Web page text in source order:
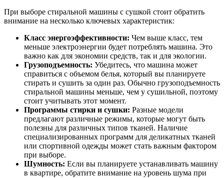
При выборе стиральной машины с сушкой стоит обратить
внимание на несколько ключевых характеристик:
Класс энергоэффективности: Чем выше класс, тем
меньше электроэнергии будет потреблять машина. Это
важно как для экономии средств, так и для экологии.
Грузоподъемность: Убедитесь, что машина может
справиться с объемом белья, который вы планируете
стирать и сушить за один раз. Обычно грузоподъемность
стиральной машины меньше, чем у сушильной, поэтому
стоит учитывать этот момент.
Программы стирки и сушки: Разные модели
предлагают различные режимы, которые могут быть
полезны для различных типов тканей. Наличие
специализированных программ для деликатных тканей
или спортивной одежды может стать важным фактором
при выборе.
Шумность: Если вы планируете устанавливать машину
в квартире, обратите внимание на уровень шума при